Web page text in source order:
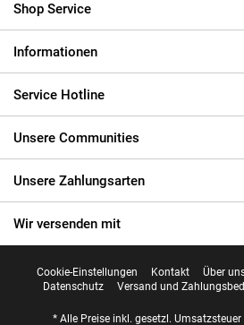
Shop Service
Informationen
Service Hotline
Unsere Communities
Unsere Zahlungsarten
Wir versenden mit
Cookie-Einstellungen Kontakt Über
Datenschutz
Versand und
* Alle Preise inkl. gesetzl. Umsatzsteuer